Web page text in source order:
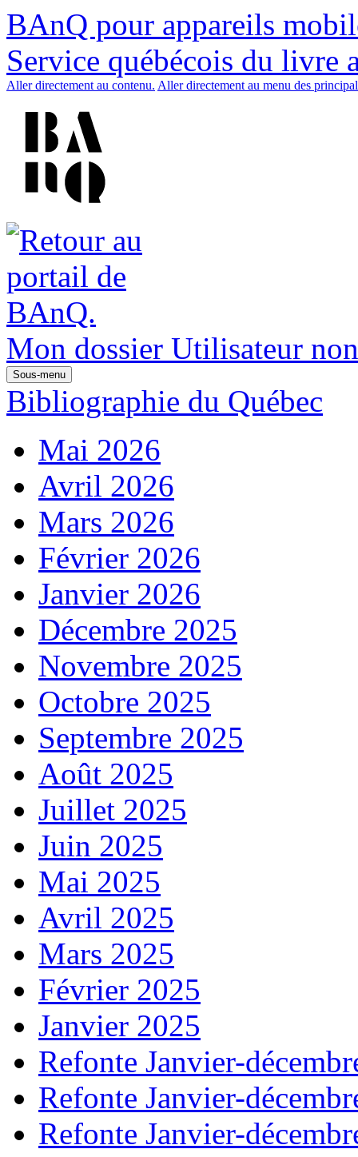
BAnQ pour appareils
Service québécois du livre
Aller directement au contenu. Aller directement au menu des
Mon dossier Utilisateur
Sous-menu
Bibliographie du Québec
Mai 2026
Avril 2026
Mars 2026
Février 2026
Janvier 2026
Décembre 2025
Novembre 2025
Octobre 2025
Septembre 2025
Août 2025
Juillet 2025
Juin 2025
Mai 2025
Avril 2025
Mars 2025
Février 2025
Janvier 2025
Refonte Janvier-
Refonte Janvier-
Refonte Janvier-